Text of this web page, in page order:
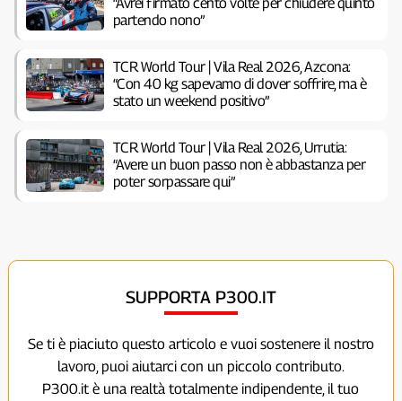
partendo nono”
TCR World Tour | Vila Real 2026, Azcona:
“Con 40 kg sapevamo di dover soffrire, ma è
stato un weekend positivo”
TCR World Tour | Vila Real 2026, Urrutia:
“Avere un buon passo non è abbastanza per
poter sorpassare qui”
SUPPORTA P300.IT
Se ti è piaciuto questo articolo e vuoi sostenere il nostro
lavoro, puoi aiutarci con un piccolo contributo.
P300.it è una realtà totalmente indipendente, il tuo